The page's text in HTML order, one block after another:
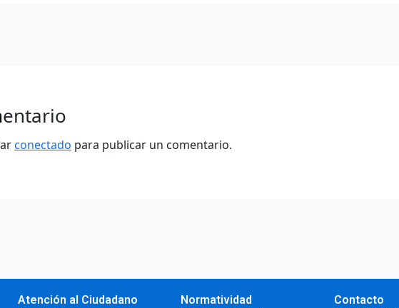
conectado para publicar un comentario.
Atención al Ciudadano
Normatividad
Contacto